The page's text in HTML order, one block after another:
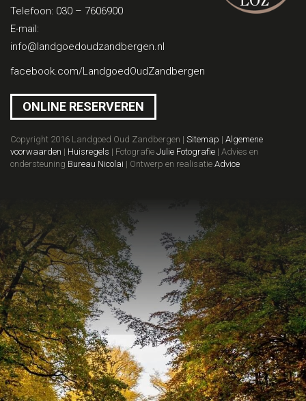
Telefoon: 030 – 7606900
E-mail:
info@landgoedoudzandbergen.nl
facebook.com/LandgoedOudZandbergen
ONLINE RESERVEREN
Copyright 2016 Landgoed Oud Zandbergen | Sitemap | Algemene
voorwaarden | Huisregels | Fotografie Julie Fotografie | Advies en
ondersteuning Bureau Nicolai | Ontwerp en realisatie Advice